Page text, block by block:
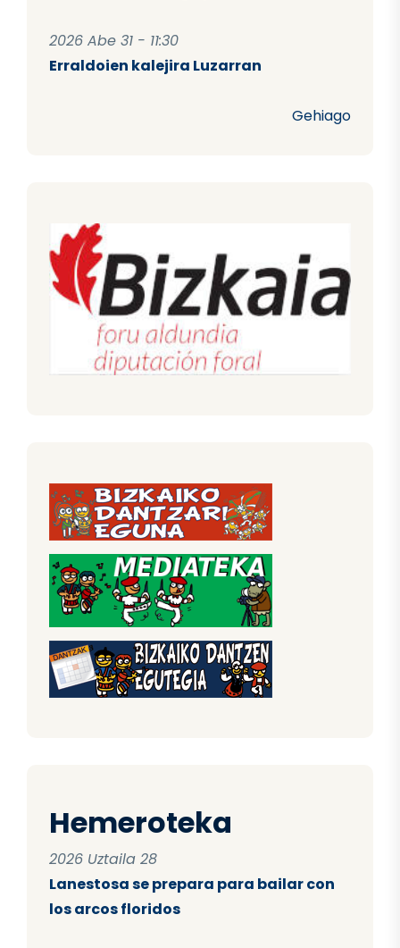
2026 Abe 31 - 11:30
Erraldoien kalejira Luzarran
Gehiago
Hemeroteka
2026 Uztaila 28
Lanestosa se prepara para bailar con
los arcos floridos